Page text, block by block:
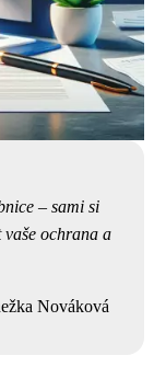
– sami si
vaše ochrana a
Nováková